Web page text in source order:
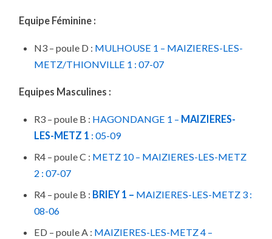
Equipe Féminine :
N3 – poule D : MULHOUSE 1 – MAIZIERES-LES-
METZ/THIONVILLE 1 : 07-07
Equipes Masculines :
R3 – poule B : HAGONDANGE 1 – MAIZIERES-
LES-METZ 1 : 05-09
R4 – poule C : METZ 10 – MAIZIERES-LES-METZ
2 : 07-07
R4 – poule B : BRIEY 1 – MAIZIERES-LES-METZ 3 :
08-06
ED – poule A : MAIZIERES-LES-METZ 4 –